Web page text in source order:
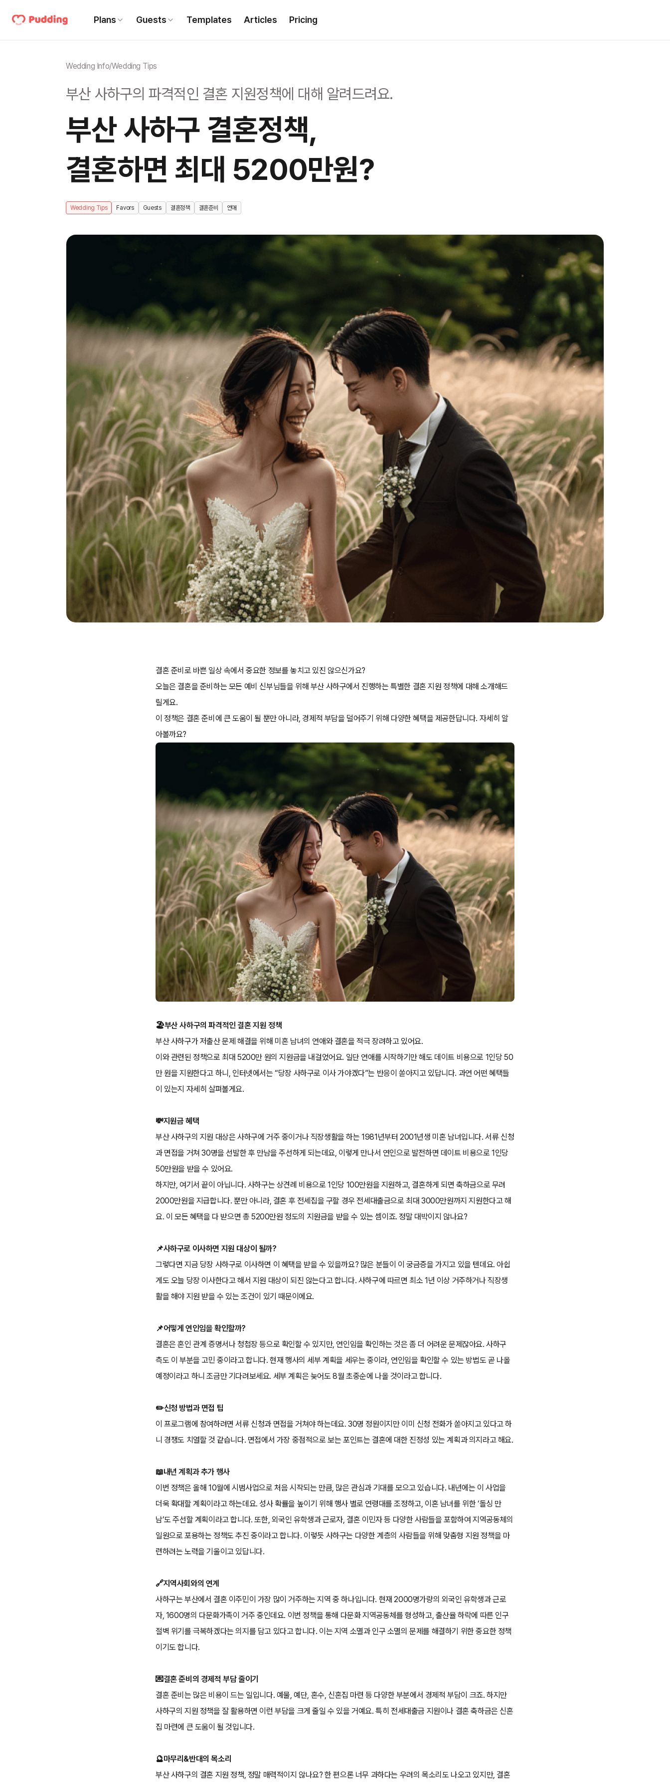
Plans Guests Templates Articles Pricing
Wedding Info/Wedding Tips
부산 사하구의 파격적인 결혼 지원정책에 대해 알려드려요.
부산 사하구 결혼정책,
결혼하면 최대 5200만원?
Wedding Tips Favors Guests 결혼정책 결혼준비 연애
결혼 준비로 바쁜 일상 속에서 중요한 정보를 놓치고 있진 않으신가요?
오늘은 결혼을 준비하는 모든 예비 신부님들을 위해 부산 사하구에서 진행하는 특별한 결혼 지원 정책에 대해 소개해드
릴게요.
이 정책은 결혼 준비에 큰 도움이 될 뿐만 아니라, 경제적 부담을 덜어주기 위해 다양한 혜택을 제공한답니다. 자세히 알
아볼까요?
🏖️부산 사하구의 파격적인 결혼 지원 정책
부산 사하구가 저출산 문제 해결을 위해 미혼 남녀의 연애와 결혼을 적극 장려하고 있어요.
이와 관련된 정책으로 최대 5200만 원의 지원금을 내걸었어요. 일단 연애를 시작하기만 해도 데이트 비용으로 1인당 50
만 원을 지원한다고 하니, 인터넷에서는 “당장 사하구로 이사 가야겠다”는 반응이 쏟아지고 있답니다. 과연 어떤 혜택들
이 있는지 자세히 살펴볼게요.
💸지원금 혜택
부산 사하구의 지원 대상은 사하구에 거주 중이거나 직장생활을 하는 1981년부터 2001년생 미혼 남녀입니다. 서류 신청
과 면접을 거쳐 30명을 선발한 후 만남을 주선하게 되는데요, 이렇게 만나서 연인으로 발전하면 데이트 비용으로 1인당
50만원을 받을 수 있어요.
하지만, 여기서 끝이 아닙니다. 사하구는 상견례 비용으로 1인당 100만원을 지원하고, 결혼하게 되면 축하금으로 무려
2000만원을 지급합니다. 뿐만 아니라, 결혼 후 전세집을 구할 경우 전세대출금으로 최대 3000만원까지 지원한다고 해
요. 이 모든 혜택을 다 받으면 총 5200만원 정도의 지원금을 받을 수 있는 셈이죠. 정말 대박이지 않나요?
📌사하구로 이사하면 지원 대상이 될까?
그렇다면 지금 당장 사하구로 이사하면 이 혜택을 받을 수 있을까요? 많은 분들이 이 궁금증을 가지고 있을 텐데요. 아쉽
게도 오늘 당장 이사한다고 해서 지원 대상이 되진 않는다고 합니다. 사하구에 따르면 최소 1년 이상 거주하거나 직장생
활을 해야 지원 받을 수 있는 조건이 있기 때문이에요.
📌어떻게 연인임을 확인할까?
결혼은 혼인 관계 증명서나 청첩장 등으로 확인할 수 있지만, 연인임을 확인하는 것은 좀 더 어려운 문제잖아요. 사하구
측도 이 부분을 고민 중이라고 합니다. 현재 행사의 세부 계획을 세우는 중이라, 연인임을 확인할 수 있는 방법도 곧 나올
예정이라고 하니 조금만 기다려보세요. 세부 계획은 늦어도 8월 초중순에 나올 것이라고 합니다.
✏️신청 방법과 면접 팁
이 프로그램에 참여하려면 서류 신청과 면접을 거쳐야 하는데요. 30명 정원이지만 이미 신청 전화가 쏟아지고 있다고 하
니 경쟁도 치열할 것 같습니다. 면접에서 가장 중점적으로 보는 포인트는 결혼에 대한 진정성 있는 계획과 의지라고 해요.
📖내년 계획과 추가 행사
이번 정책은 올해 10월에 시범사업으로 처음 시작되는 만큼, 많은 관심과 기대를 모으고 있습니다. 내년에는 이 사업을
더욱 확대할 계획이라고 하는데요. 성사 확률을 높이기 위해 행사 별로 연령대를 조정하고, 이혼 남녀를 위한 ‘돌싱 만
남’도 주선할 계획이라고 합니다. 또한, 외국인 유학생과 근로자, 결혼 이민자 등 다양한 사람들을 포함하여 지역공동체의
일원으로 포용하는 정책도 추진 중이라고 합니다. 이렇듯 사하구는 다양한 계층의 사람들을 위해 맞춤형 지원 정책을 마
련하려는 노력을 기울이고 있답니다.
🔗지역사회와의 연계
사하구는 부산에서 결혼 이주민이 가장 많이 거주하는 지역 중 하나입니다. 현재 2000명가량의 외국인 유학생과 근로
자, 1600명의 다문화가족이 거주 중인데요. 이번 정책을 통해 다문화 지역공동체를 형성하고, 출산율 하락에 따른 인구
절벽 위기를 극복하겠다는 의지를 담고 있다고 합니다. 이는 지역 소멸과 인구 소멸의 문제를 해결하기 위한 중요한 정책
이기도 합니다.
💌결혼 준비의 경제적 부담 줄이기
결혼 준비는 많은 비용이 드는 일입니다. 예물, 예단, 혼수, 신혼집 마련 등 다양한 부분에서 경제적 부담이 크죠. 하지만
사하구의 지원 정책을 잘 활용하면 이런 부담을 크게 줄일 수 있을 거예요. 특히 전세대출금 지원이나 결혼 축하금은 신혼
집 마련에 큰 도움이 될 것입니다.
🔮마무리&반대의 목소리
부산 사하구의 결혼 지원 정책, 정말 매력적이지 않나요? 한 편으론 너무 과하다는 우려의 목소리도 나오고 있지만, 결혼